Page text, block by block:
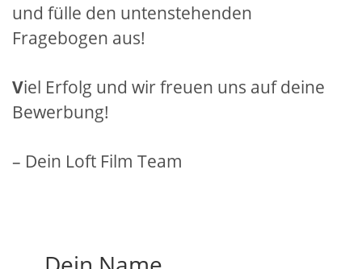
und fülle den untenstehenden
Fragebogen aus!
Viel Erfolg und wir freuen uns auf deine
Bewerbung!
– Dein Loft Film Team